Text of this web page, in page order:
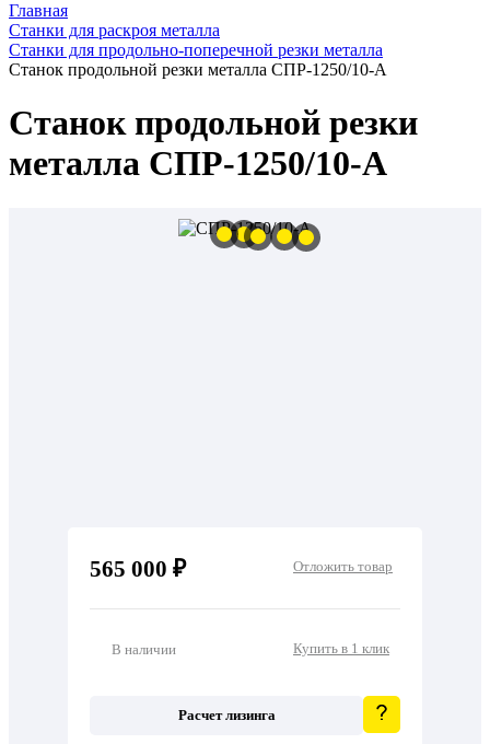
Главная
Станки для раскроя металла
Станки для продольно-поперечной резки металла
Станок продольной резки металла СПР-1250/10-А
Станок продольной резки
металла СПР-1250/10-А
565 000 ₽ Отложить товар
В наличии Купить в 1 клик
Расчет лизинга